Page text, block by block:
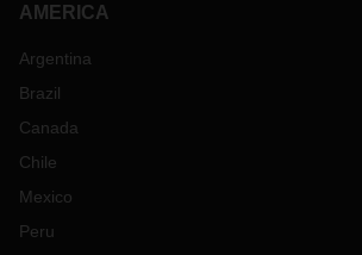
AMERICA
Argentina
Brazil
Canada
Chile
Mexico
Peru